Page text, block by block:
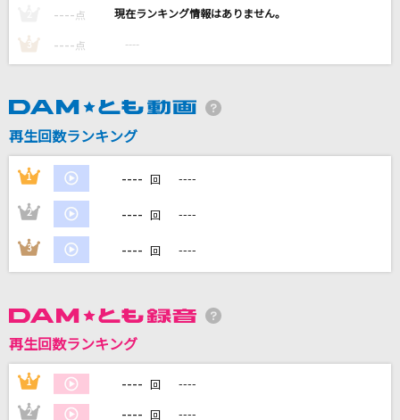
just Melody
ダーリン
須田景凪
リバーサイド ホテル
IRIS OUT(ビデオクリップバージョン)
米津玄師
怪獣
セレナーデ
---- 点 ----
3 ---- 点 ----
再生回数ランキング
1 ---- 回 ----
2 ---- 回 ----
3 ---- 回 ----
再生回数ランキング
1 ---- 回 ----
2 ---- 回 ----